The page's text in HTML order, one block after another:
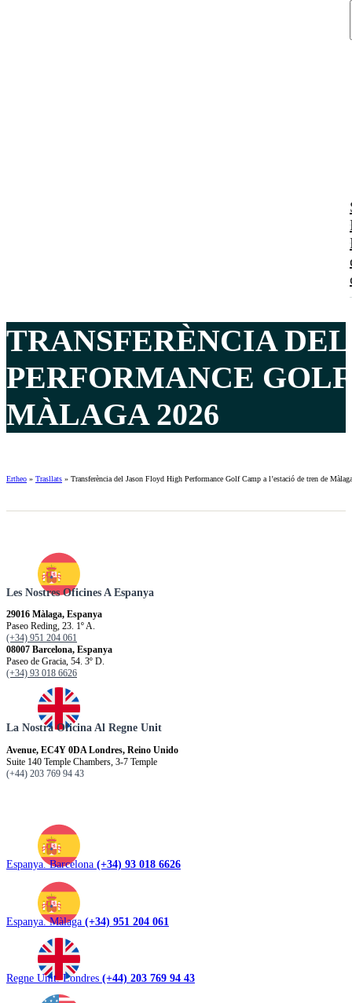
TRANSFERÈNCIA
PERFORMANCE
MÀLAGA 2026
Ertheo » Trasllats » Transferència del Jason Floyd High Performance Golf Camp a l’estació de tren de Màlaga
Les Nostres Oficines A Espanya
29016 Màlaga, Espanya
Paseo Reding, 23. 1º A.
(+34) 951 204 061
08007 Barcelona, Espanya
Paseo de Gracia, 54. 3º D.
(+34) 93 018 6626
La Nostra Oficina Al Regne Unit
Avenue, EC4Y 0DA Londres, Reino Unido
Suite 140 Temple Chambers, 3-7 Temple
(+44) 203 769 94 43
Espanya. Barcelona (+34) 93 018 6626
Espanya. Màlaga (+34) 951 204 061
Regne Unit. Londres (+44) 203 769 94 43